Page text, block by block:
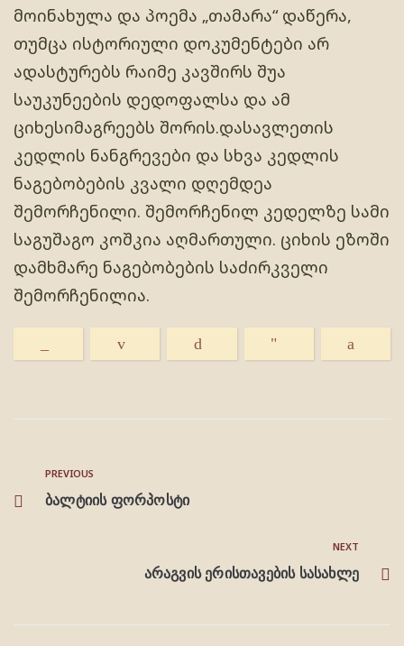
მოინახულა და პოემა „თამარა“ დაწერა,
თუმცა ისტორიული დოკუმენტები არ
ადასტურებს რაიმე კავშირს შუა
საუკუნეების დედოფალსა და ამ
ციხესიმაგრეებს შორის.დასავლეთის
კედლის ნანგრევები და სხვა კედლის
ნაგებობების კვალი დღემდეა
შემორჩენილი. შემორჩენილ კედელზე სამი
საგუშაგო კოშკია აღმართული. ციხის ეზოში
დამხმარე ნაგებობების საძირკველი
შემორჩენილია.
PREVIOUS
ბალტიის ფორპოსტი
NEXT
არაგვის ერისთავების სასახლე